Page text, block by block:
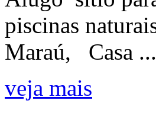
piscinas
Maraú, Casa ...
veja mais